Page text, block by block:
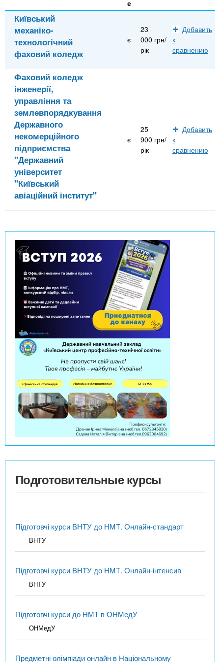
е
Київський
механіко-
технологічний
фаховий коледж
є
23
000 грн/
рік
Добавить
к
сравнению
Фаховий коледж
інженерії,
управління та
землевпорядкування
Державного
некомерційного
підприємства
"Державний
університет
"Київський
авіаційний інститут"
є
25
900 грн/
рік
Добавить
к
сравнению
Подготовительные курсы
Підготовчі курси ВНТУ до НМТ. Онлайн-стандарт
ВНТУ
Підготовчі курси ВНТУ до НМТ. Онлайн-інтенсив
ВНТУ
Підготовчі курси до НМТ в ОНМедУ
ОНМедУ
Предметні олімпіади онлайн в Національному